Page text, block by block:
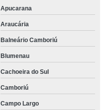
Apucarana
Araucária
Balneário Camboriú
Blumenau
Cachoeira do Sul
Camboriú
Campo Largo